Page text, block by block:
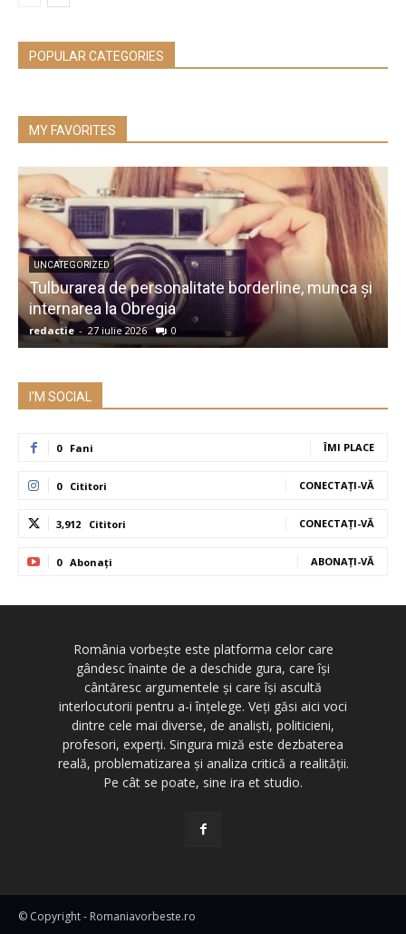
POPULAR CATEGORIES
MY FAVORITES
UNCATEGORIZED
Tulburarea de personalitate borderline, munca și
internarea la Obregia
redactie - 27 iulie 2026 0
I'M SOCIAL
0 Fani ÎMI PLACE
0 Cititori CONECTAȚI-VĂ
3,912 Cititori CONECTAȚI-VĂ
0 Abonați ABONAȚI-VĂ
România vorbește este platforma celor care
gândesc înainte de a deschide gura, care își
cântăresc argumentele și care își ascultă
interlocutorii pentru a-i înțelege. Veți găsi aici voci
dintre cele mai diverse, de analiști, politicieni,
profesori, experți. Singura miză este dezbaterea
reală, problematizarea și analiza critică a realității.
Pe cât se poate, sine ira et studio.
© Copyright - Romaniavorbeste.ro